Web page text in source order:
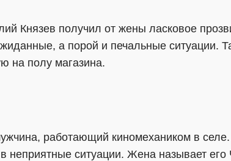
Князев получил от жены ласковое
а порой и печальные ситуации.
на полу магазина.
работающий киномехаником в селе.
неприятные ситуации. Жена называет его